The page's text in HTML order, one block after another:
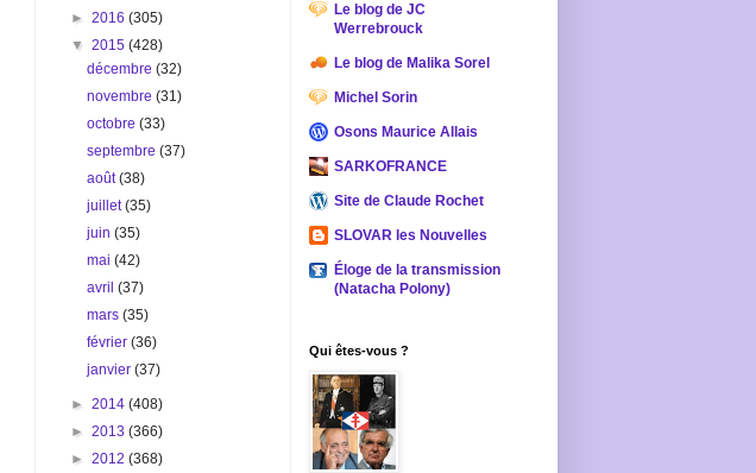
► 2016 (305)
▼ 2015 (428)
décembre(32)
novembre(31)
octobre(33)
septembre(37)
août(38)
juillet(35)
juin(35)
mai(42)
avril(37)
mars(35)
février(36)
janvier(37)
► 2014 (408)
► 2013 (366)
► 2012 (368)
Le blog de JC
Werrebrouck
Le blog de Malika Sorel
Michel Sorin
Osons Maurice Allais
SARKOFRANCE
Site de Claude Rochet
SLOVAR les Nouvelles
Éloge de la transmission
(Natacha Polony)
Qui êtes-vous ?